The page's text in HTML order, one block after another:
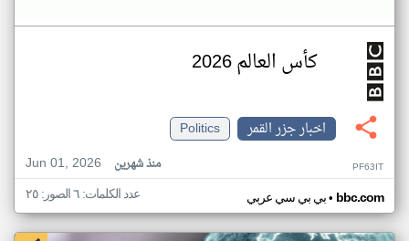
كأس العالم 2026
اخبار جزر القمر
Politics
Jun 01, 2026
منذ شهرين PF63IT
بي بي سي عربي• bbc.com عدد الكلمات: ٦ الصور: ٢٥